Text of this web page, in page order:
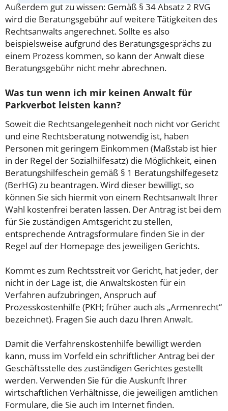
Außerdem gut zu wissen: Gemäß § 34 Absatz 2 RVG
wird die Beratungsgebühr auf weitere Tätigkeiten des
Rechtsanwalts angerechnet. Sollte es also
beispielsweise aufgrund des Beratungsgesprächs zu
einem Prozess kommen, so kann der Anwalt diese
Beratungsgebühr nicht mehr abrechnen.
Was tun wenn ich mir keinen Anwalt für
Parkverbot leisten kann?
Soweit die Rechtsangelegenheit noch nicht vor Gericht
und eine Rechtsberatung notwendig ist, haben
Personen mit geringem Einkommen (Maßstab ist hier
in der Regel der Sozialhilfesatz) die Möglichkeit, einen
Beratungshilfeschein gemäß § 1 Beratungshilfegesetz
(BerHG) zu beantragen. Wird dieser bewilligt, so
können Sie sich hiermit von einem Rechtsanwalt Ihrer
Wahl kostenfrei beraten lassen. Der Antrag ist bei dem
für Sie zuständigen Amtsgericht zu stellen,
entsprechende Antragsformulare finden Sie in der
Regel auf der Homepage des jeweiligen Gerichts.
Kommt es zum Rechtsstreit vor Gericht, hat jeder, der
nicht in der Lage ist, die Anwaltskosten für ein
Verfahren aufzubringen, Anspruch auf
Prozesskostenhilfe (PKH; früher auch als „Armenrecht“
bezeichnet). Fragen Sie auch dazu Ihren Anwalt.
Damit die Verfahrenskostenhilfe bewilligt werden
kann, muss im Vorfeld ein schriftlicher Antrag bei der
Geschäftsstelle des zuständigen Gerichtes gestellt
werden. Verwenden Sie für die Auskunft Ihrer
wirtschaftlichen Verhältnisse, die jeweiligen amtlichen
Formulare, die Sie auch im Internet finden.